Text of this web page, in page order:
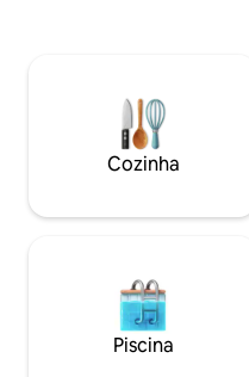
disponíveis durante os
bem como uma fogueira
**Observe que há uma
descendo uma colina para
Cozinha
Piscina